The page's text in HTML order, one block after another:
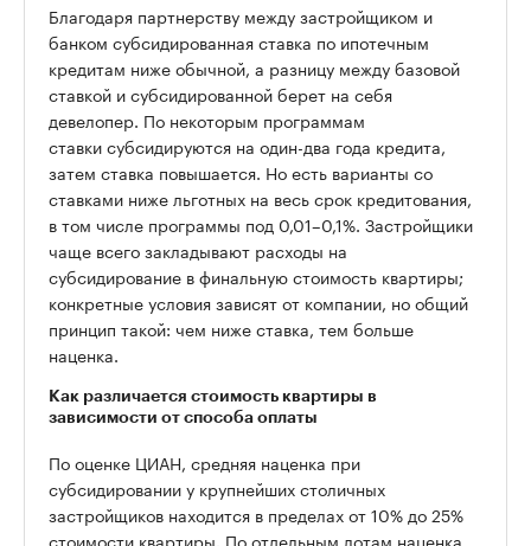
Благодаря партнерству между застройщиком и
банком субсидированная ставка по ипотечным
кредитам ниже обычной, а разницу между базовой
ставкой и субсидированной берет на себя
девелопер. По некоторым программам
ставки субсидируются на один-два года кредита,
затем ставка повышается. Но есть варианты со
ставками ниже льготных на весь срок кредитования,
в том числе программы под 0,01–0,1%. Застройщики
чаще всего закладывают расходы на
субсидирование в финальную стоимость квартиры;
конкретные условия зависят от компании, но общий
принцип такой: чем ниже ставка, тем больше
наценка.
Как различается стоимость квартиры в
зависимости от способа оплаты
По оценке ЦИАН, средняя наценка при
субсидировании у крупнейших столичных
застройщиков находится в пределах от 10% до 25%
стоимости квартиры. По отдельным лотам наценка